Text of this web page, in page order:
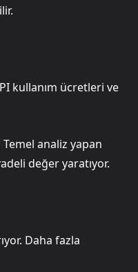
kullanım ücretleri ve
analiz yapan
değer yaratıyor.
Daha fazla